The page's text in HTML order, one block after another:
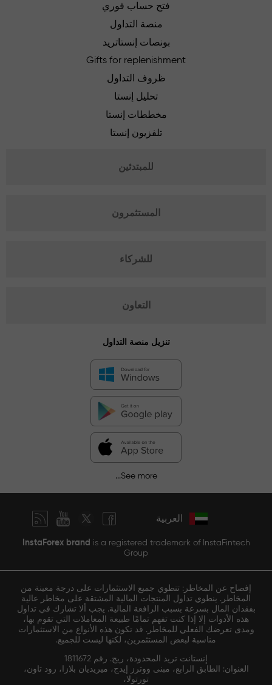
فتح حساب فوري
منصة التداول
بونصات إنستاتريد
Gifts for replenishment
ظروف التداول
تحليل إنستا
مخططات إنستا
تلفزيون إنستا
للمبتدئين
المستثمرون
للشركاء
التعاون
تنزيل منصة التداول
See more...
العربية
InstaForex brand is a registered trademark of InstaFintech
Group
إفصاح عن المخاطر: تنطوي جميع الاستثمارات على درجة معينة من
المخاطر. ينطوي تداول المنتجات المالية المشتقة على مخاطر عالية
بفقدان المال بسرعة بسبب الرافعة المالية. يجب ألا تشارك في تداول
هذه الأدوات إلا إذا كنت تفهم تمامًا طبيعة المعاملات التي تقوم بها،
ومدى تعرضك الفعلي للمخاطر. قد تكون هذه الأنواع من الاستثمارات
مناسبة لبعض المستثمرين، لكنها ليست للجميع.
إنستانت تريد المحدودة، ريج. رقم 1811672
العنوان: الطابق الرابع، مبنى ووترز إيدج، ميريديان بلازا، رود تاون،
تورتولا،